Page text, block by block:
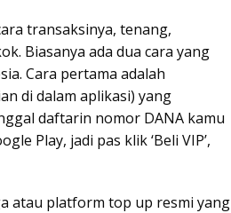
transaksinya, tenang,
Biasanya ada dua cara yang
Cara pertama adalah
di dalam aplikasi) yang
daftarin nomor DANA kamu
Play, jadi pas klik ‘Beli VIP’,
atau platform top up resmi yang